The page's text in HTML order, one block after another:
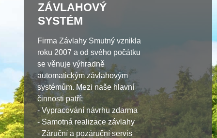
ZÁVLAHOVÝ
SYSTÉM
Firma Závlahy Smutný vznikla
roku 2007 a od svého počátku
se věnuje výhradně
automatickým závlahovým
systémům. Mezi naše hlavní
činnosti patří:
- Vypracování návrhu zdarma
- Samotná realizace závlahy
- Záruční a pozáruční servis